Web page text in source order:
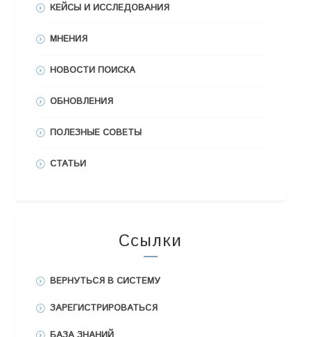
КЕЙСЫ И ИССЛЕДОВАНИЯ
МНЕНИЯ
НОВОСТИ ПОИСКА
ОБНОВЛЕНИЯ
ПОЛЕЗНЫЕ СОВЕТЫ
СТАТЬИ
Ссылки
ВЕРНУТЬСЯ В СИСТЕМУ
ЗАРЕГИСТРИРОВАТЬСЯ